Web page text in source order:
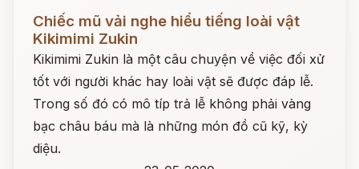
Đọc ngay
Chiếc mũ vải nghe hiểu tiếng loài vật
Kikimimi Zukin
Kikimimi Zukin là một câu chuyện về việc đối xử
tốt với người khác hay loài vật sẽ được đáp lễ.
Trong số đó có mô típ trả lễ không phải vàng
bạc châu báu mà là những món đồ cũ kỹ, kỳ
diệu.